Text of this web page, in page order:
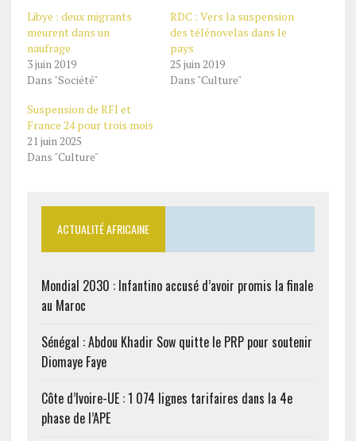
Libye : deux migrants
meurent dans un
naufrage
3 juin 2019
Dans "Société"
RDC : Vers la suspension
des télénovelas dans le
pays
25 juin 2019
Dans "Culture"
Suspension de RFI et
France 24 pour trois mois
21 juin 2025
Dans "Culture"
ACTUALITÉ AFRICAINE
Mondial 2030 : Infantino accusé d’avoir promis la finale
au Maroc
Sénégal : Abdou Khadir Sow quitte le PRP pour soutenir
Diomaye Faye
Côte d’Ivoire-UE : 1 074 lignes tarifaires dans la 4e
phase de l’APE